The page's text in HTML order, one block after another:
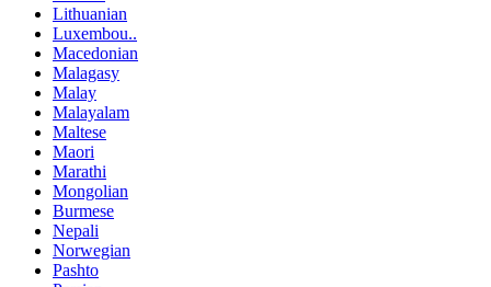
Lithuanian
Luxembou..
Macedonian
Malagasy
Malay
Malayalam
Maltese
Maori
Marathi
Mongolian
Burmese
Nepali
Norwegian
Pashto